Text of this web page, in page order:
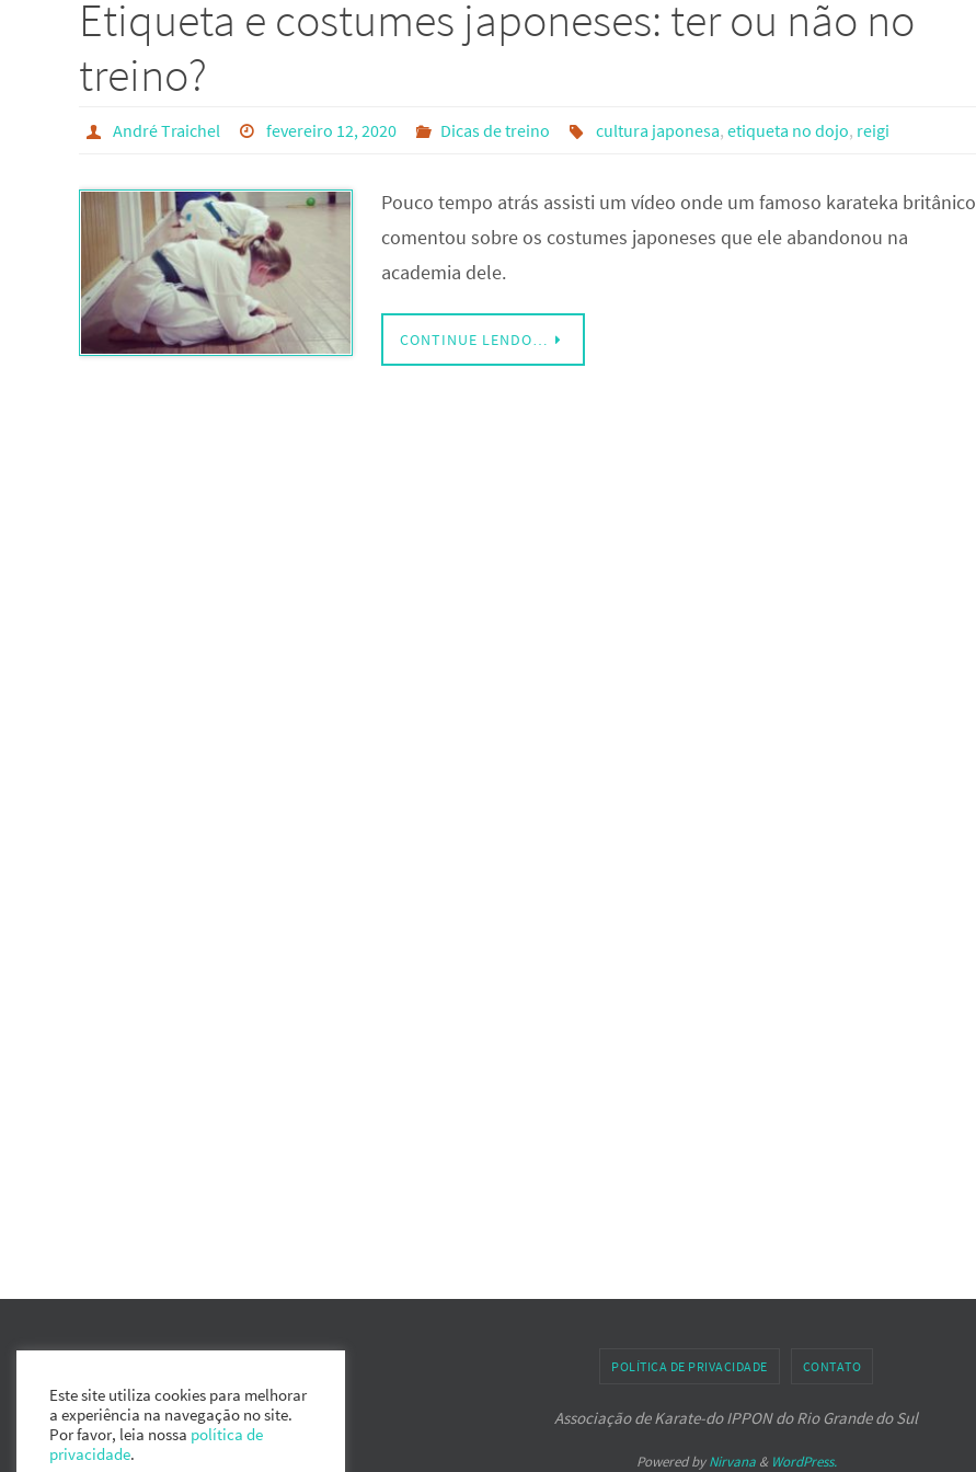
Etiqueta e costumes japoneses: ter ou não no
treino?
André Traichel fevereiro 12, 2020 Dicas de treino cultura japonesa, etiqueta no dojo, reigi
Pouco tempo atrás assisti um vídeo onde um famoso karateka britânico
comentou sobre os costumes japoneses que ele abandonou na
academia dele.
CONTINUE LENDO…
POLÍTICA DE PRIVACIDADE CONTATO
Associação de Karate-do IPPON do Rio Grande do Sul
Powered byNirvana& WordPress.
Este site utiliza cookies para melhorar
a experiência na navegação no site.
Por favor, leia nossa política de
privacidade.